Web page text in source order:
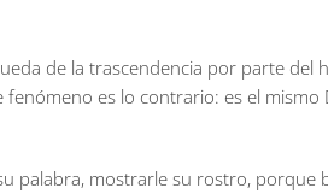
de la trascendencia por parte del
es lo contrario: es el
palabra, mostrarle su rostro, porque